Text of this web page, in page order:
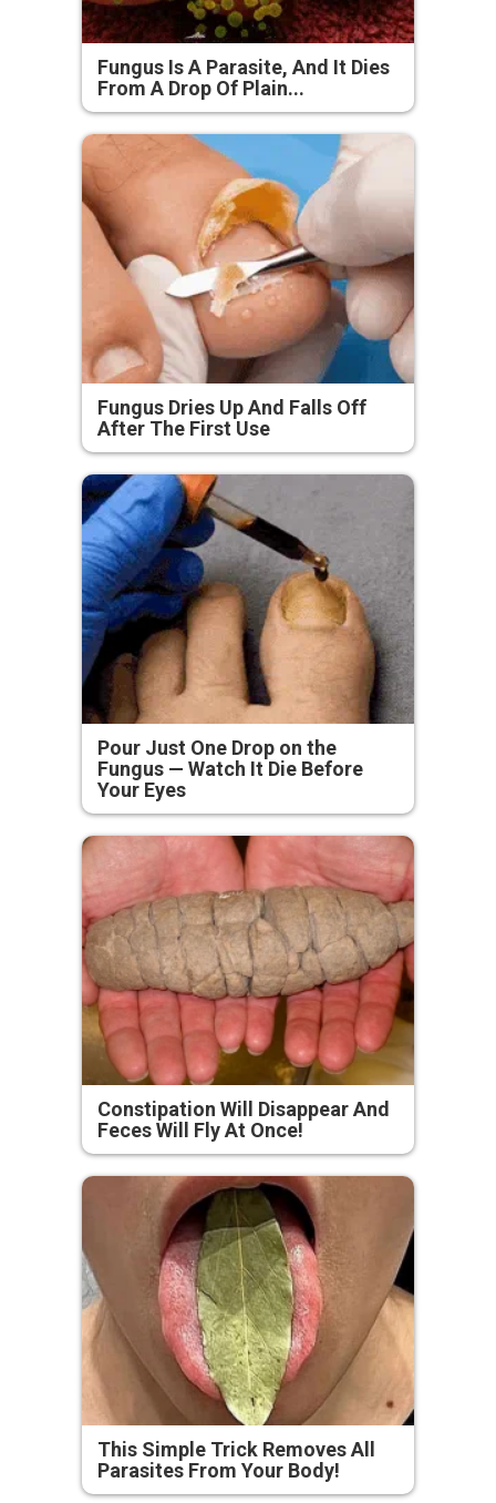
Fungus Is A Parasite, And It Dies
From A Drop Of Plain...
Fungus Dries Up And Falls Off
After The First Use
Pour Just One Drop on the
Fungus — Watch It Die Before
Your Eyes
Constipation Will Disappear And
Feces Will Fly At Once!
This Simple Trick Removes All
Parasites From Your Body!